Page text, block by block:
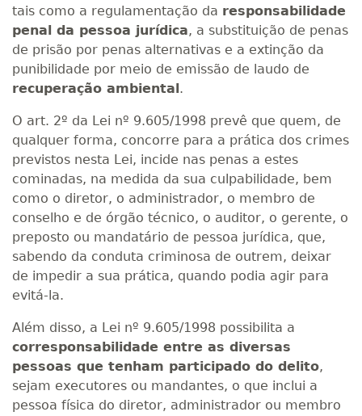
tais como a regulamentação da responsabilidade
penal da pessoa jurídica, a substituição de penas
de prisão por penas alternativas e a extinção da
punibilidade por meio de emissão de laudo de
recuperação ambiental.
O art. 2º da Lei nº 9.605/1998 prevê que quem, de
qualquer forma, concorre para a prática dos crimes
previstos nesta Lei, incide nas penas a estes
cominadas, na medida da sua culpabilidade, bem
como o diretor, o administrador, o membro de
conselho e de órgão técnico, o auditor, o gerente, o
preposto ou mandatário de pessoa jurídica, que,
sabendo da conduta criminosa de outrem, deixar
de impedir a sua prática, quando podia agir para
evitá-la.
Além disso, a Lei nº 9.605/1998 possibilita a
corresponsabilidade entre as diversas
pessoas que tenham participado do delito,
sejam executores ou mandantes, o que inclui a
pessoa física do diretor, administrador ou membro